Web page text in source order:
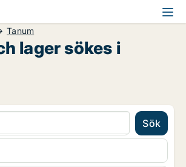
Tanum
lager sökes i
Sök